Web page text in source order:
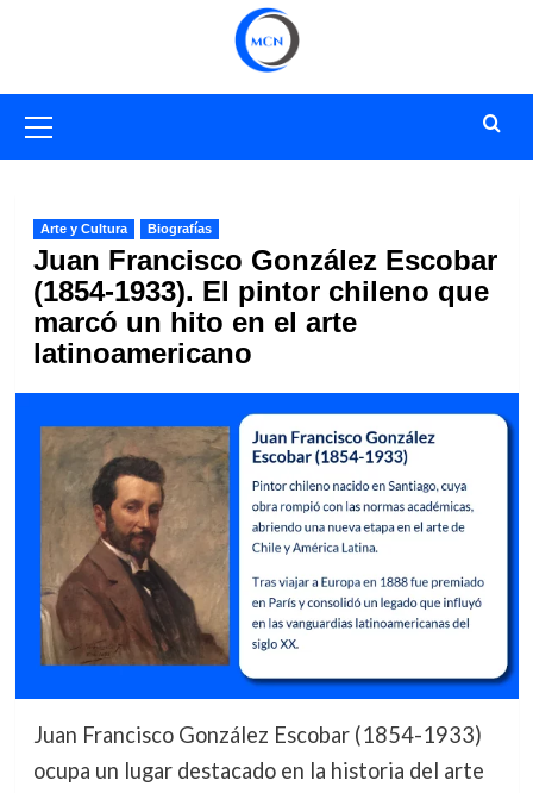
primario
Arte y Cultura Biografías
Juan Francisco González Escobar
(1854-1933). El pintor chileno que
marcó un hito en el arte
latinoamericano
Juan Francisco González Escobar (1854-1933)
ocupa un lugar destacado en la historia del arte